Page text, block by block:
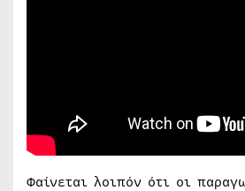
Φαίνεται λοιπόν ότι οι